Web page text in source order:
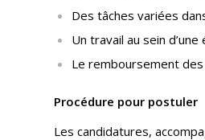
Des tâches variées
Un travail au sein
Le remboursement
Procédure pour postuler
Les candidatures,